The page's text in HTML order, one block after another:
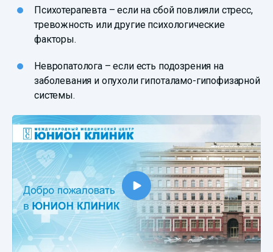
Психотерапевта – если на сбой повлияли стресс,
тревожность или другие психологические
факторы.
Невропатолога – если есть подозрения на
заболевания и опухоли гипоталамо-гипофизарной
системы.